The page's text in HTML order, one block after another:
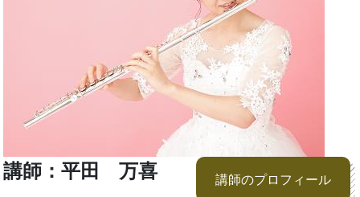
講師：平田 万喜 講師のプロフィール